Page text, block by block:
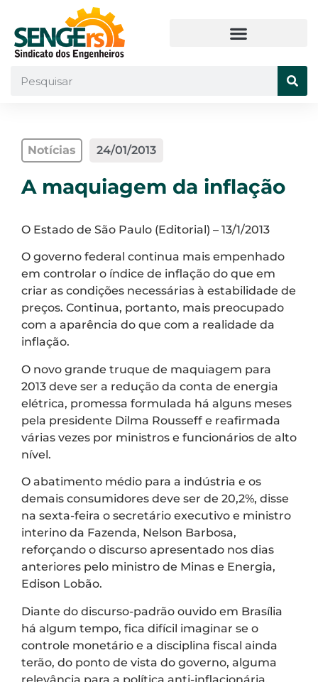
Notícias 24/01/2013
A maquiagem da inflação
O Estado de São Paulo (Editorial) – 13/1/2013
O governo federal continua mais empenhado
em controlar o índice de inflação do que em
criar as condições necessárias à estabilidade de
preços. Continua, portanto, mais preocupado
com a aparência do que com a realidade da
inflação.
O novo grande truque de maquiagem para
2013 deve ser a redução da conta de energia
elétrica, promessa formulada há alguns meses
pela presidente Dilma Rousseff e reafirmada
várias vezes por ministros e funcionários de alto
nível.
O abatimento médio para a indústria e os
demais consumidores deve ser de 20,2%, disse
na sexta-feira o secretário executivo e ministro
interino da Fazenda, Nelson Barbosa,
reforçando o discurso apresentado nos dias
anteriores pelo ministro de Minas e Energia,
Edison Lobão.
Diante do discurso-padrão ouvido em Brasília
há algum tempo, fica difícil imaginar se o
controle monetário e a disciplina fiscal ainda
terão, do ponto de vista do governo, alguma
relevância para a política anti-inflacionária.